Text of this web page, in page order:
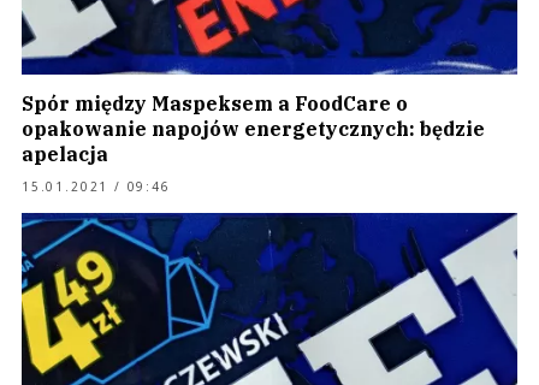
Spór między Maspeksem a FoodCare o
opakowanie napojów energetycznych: będzie
apelacja
15.01.2021 / 09:46